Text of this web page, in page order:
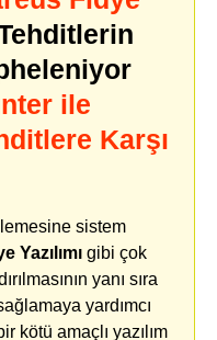
ile
Karşı
sistem
Yazılımı gibi çok
yanı sıra
yardımcı
kötü amaçlı yazılım